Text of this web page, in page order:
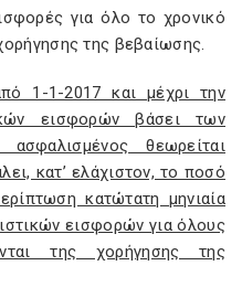
για όλο το χρονικό
της βεβαίωσης.
1-1-2017 και μέχρι την
εισφορών βάσει των
θεωρείται
κατ’ ελάχιστον, το ποσό
κατώτατη μηνιαία
εισφορών για όλους
της χορήγησης της